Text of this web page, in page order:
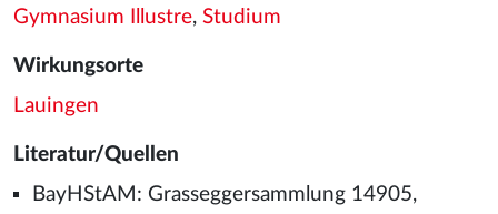
Gymnasium Illustre, Studium
Wirkungsorte
Lauingen
Literatur/Quellen
BayHStAM: Grasseggersammlung 14905,